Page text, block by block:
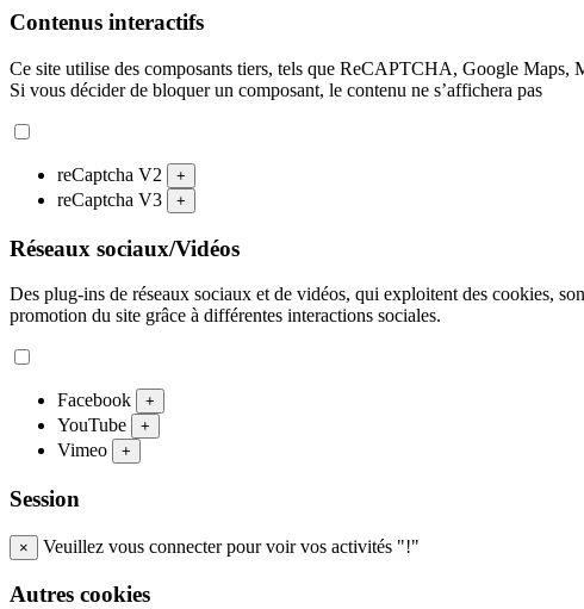
Contenus interactifs
Ce site utilise des composants tiers, tels que ReCAPTCHA, Google Maps,
Si vous décider de bloquer un composant, le contenu ne s’affichera pas
reCaptcha V2 +
reCaptcha V3 +
Réseaux sociaux/Vidéos
Des plug-ins de réseaux sociaux et de vidéos, qui exploitent des cookies,
promotion du site grâce à différentes interactions sociales.
Facebook +
YouTube +
Vimeo +
Session
× Veuillez vous connecter pour voir vos activités "!"
Autres cookies